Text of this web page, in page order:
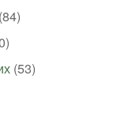
(84)
(53)